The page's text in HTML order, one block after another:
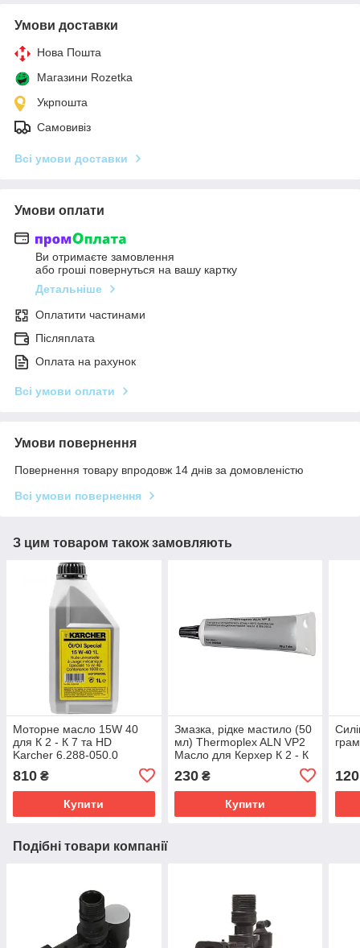
Умови доставки
Нова Пошта
Магазини Rozetka
Укрпошта
Самовивіз
Всі умови доставки
Умови оплати
Ви отримаєте замовлення
або гроші повернуться на вашу картку
Детальніше
Оплатити частинами
Післяплата
Оплата на рахунок
Всі умови оплати
Умови повернення
Повернення товару впродовж 14 днів за домовленістю
Всі умови повернення
З цим товаром також замовляють
Моторне масло 15W 40
для К 2 - К 7 та HD
Karcher 6.288-050.0
810 ₴
Купити
Змазка, рідке мастило (50
мл) Thermoplex ALN VP2
Масло для Керхер К 2 - К
3 - К 4 - К 5 Karcher 6.964-
092.0
230₴
Купити
120
Подібні товари компанії